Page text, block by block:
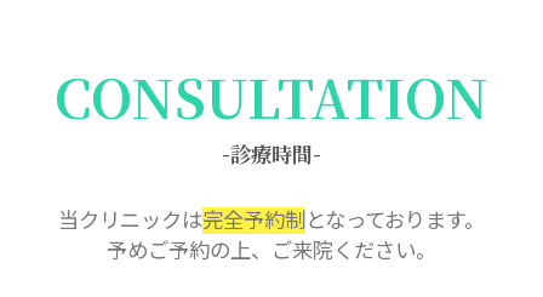
CONSULTATION
-診療時間-
当クリニックは完全予約制となっております。
予めご予約の上、ご来院ください。